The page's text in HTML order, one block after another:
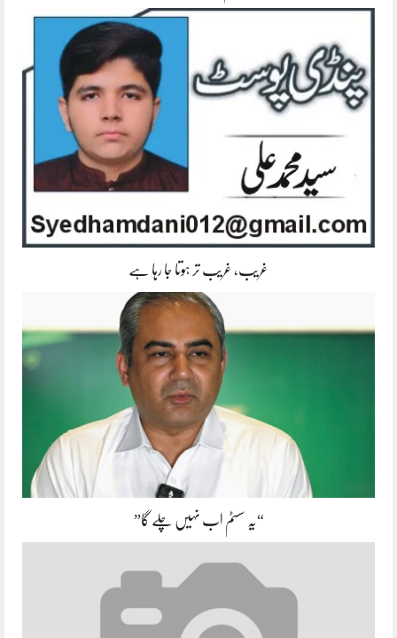
غریب، غریب تر ہوتا جا رہا ہے
“یہ سسٹم اب نہیں چلے گا”